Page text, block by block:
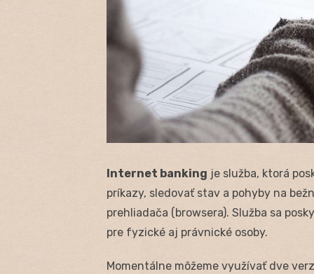
Internet banking je služba, ktorá
príkazy, sledovať stav a pohyby na
prehliadača (browsera). Služba sa
pre fyzické aj právnické osoby.
Momentálne môžeme využívať dve